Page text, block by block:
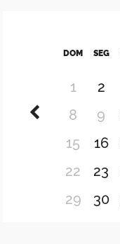
DOM SEG
1 2
8
9
15
16
22
23
29
30